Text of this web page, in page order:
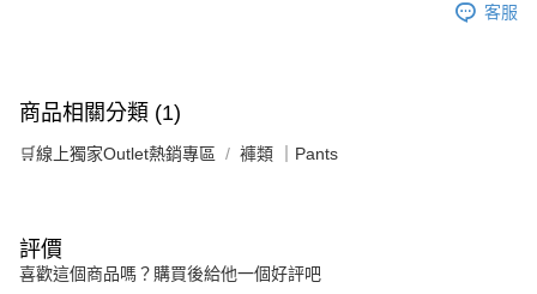
客服
商品相關分類 (1)
🛒線上獨家Outlet熱銷專區 褲類 ｜Pants
評價
喜歡這個商品嗎？購買後給他一個好評吧